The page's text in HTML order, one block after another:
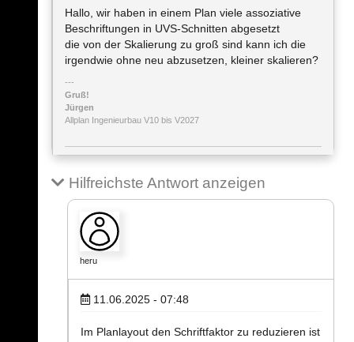
Hallo, wir haben in einem Plan viele assoziative
Beschriftungen in UVS-Schnitten abgesetzt
die von der Skalierung zu groß sind kann ich die
irgendwie ohne neu abzusetzen, kleiner skalieren?
Gruß!
Jürgen
Allplan Ingenieurbau V10 bis V2027
Hilfreichste Antwort anzeigen
heru
11.06.2025 - 07:48
Im Planlayout den Schriftfaktor zu reduzieren ist